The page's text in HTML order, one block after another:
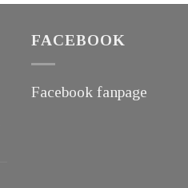
FACEBOOK
Facebook fanpage